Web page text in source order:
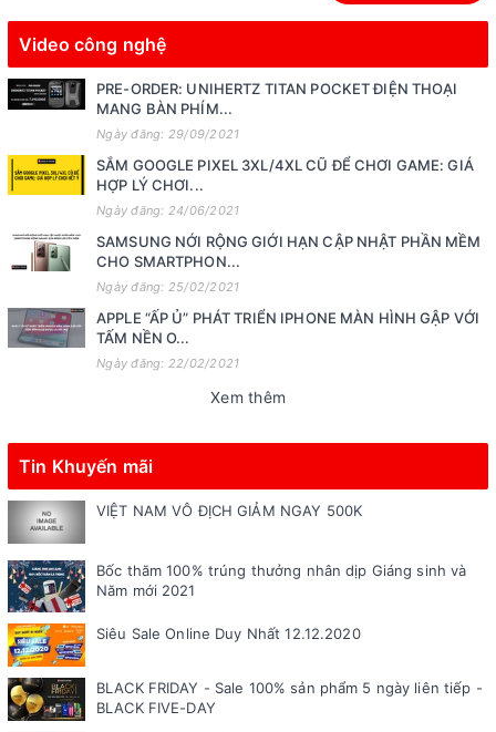
Video công nghệ
PRE-ORDER: UNIHERTZ TITAN POCKET ĐIỆN THOẠI
MANG BÀN PHÍM...
Ngày đăng: 29/09/2021
SẮM GOOGLE PIXEL 3XL/4XL CŨ ĐỂ CHƠI GAME: GIÁ
HỢP LÝ CHƠI...
Ngày đăng: 24/06/2021
SAMSUNG NỚI RỘNG GIỚI HẠN CẬP NHẬT PHẦN MỀM
CHO SMARTPHON...
Ngày đăng: 25/02/2021
APPLE “ẤP Ủ” PHÁT TRIỂN IPHONE MÀN HÌNH GẬP VỚI
TẤM NỀN O...
Ngày đăng: 22/02/2021
Xem thêm
Tin Khuyến mãi
VIỆT NAM VÔ ĐỊCH GIẢM NGAY 500K
Bốc thăm 100% trúng thưởng nhân dịp Giáng sinh và
Năm mới 2021
Siêu Sale Online Duy Nhất 12.12.2020
BLACK FRIDAY - Sale 100% sản phẩm 5 ngày liên tiếp -
BLACK FIVE-DAY